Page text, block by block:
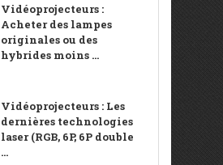
Vidéoprojecteurs :
Acheter des lampes
originales ou des
hybrides moins ...
Vidéoprojecteurs : Les
dernières technologies
laser (RGB, 6P, 6P double
...